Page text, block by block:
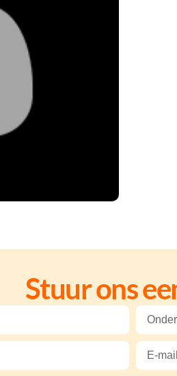
Stuur ons